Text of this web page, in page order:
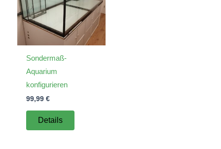
Sondermaß-
Aquarium
konfigurieren
99,99 €
Details